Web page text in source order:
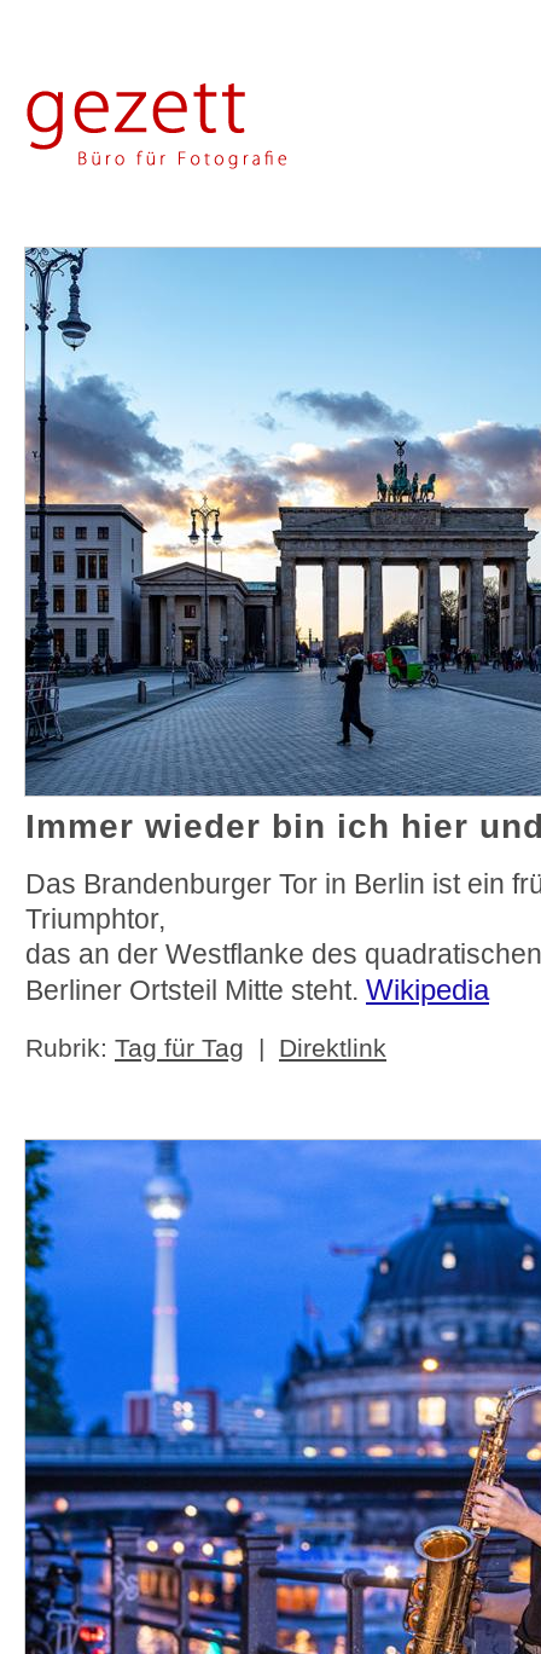
Immer wieder bin ich hier
Das Brandenburger Tor in Berlin ist ein
Triumphtor,
das an der Westflanke des
Berliner Ortsteil Mitte steht. Wikipedia
Rubrik: Tag für Tag | Direktlink